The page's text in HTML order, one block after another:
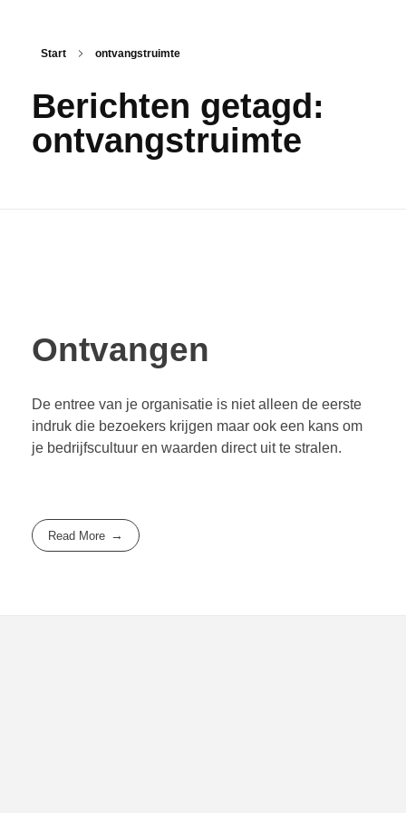
Start ontvangstruimte
Berichten getagd:
ontvangstruimte
Ontvangen
De entree van je organisatie is niet alleen de eerste
indruk die bezoekers krijgen maar ook een kans om
je bedrijfscultuur en waarden direct uit te stralen.
Read More